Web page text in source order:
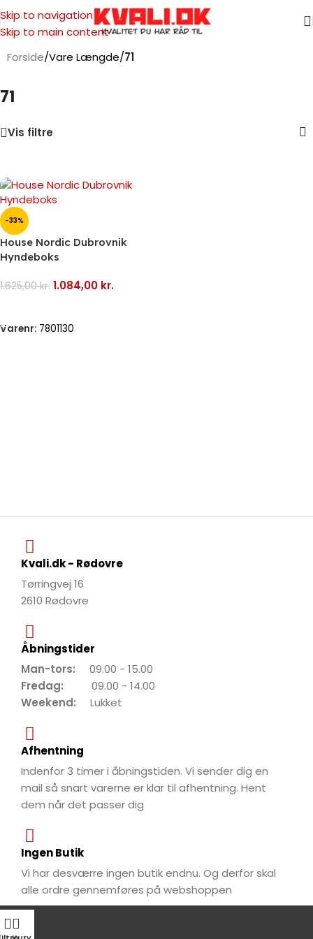
Skip to navigation
Skip to main content
Forside/Vare Længde/71
71
Vis filtre
-33%
House Nordic Dubrovnik
Hyndeboks
1.625,00kr. 1.084,00 kr.
Varenr: 7801130
Kvali.dk - Rødovre
Tørringvej 16
2610 Rødovre
Åbningstider
Man-tors: 09.00 - 15.00
Fredag: 09.00 - 14.00
Weekend: Lukket
Afhentning
Indenfor 3 timer i åbningstiden. Vi sender dig en
mail så snart varerne er klar til afhentning. Hent
dem når det passer dig
Ingen Butik
Vi har desværre ingen butik endnu. Og derfor skal
alle ordre gennemføres på webshoppen